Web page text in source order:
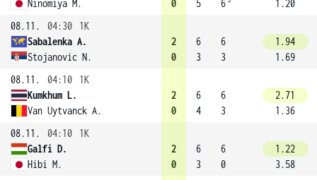
Ninomiya M. 0 5 6
1.20
08.11.
04:30
1K
Sabalenka A.
Stojanovic N.
2
0
6
3
6
3
1.94
1.69
08.11.
04:10
1K
Kumkhum L.
Van Uytvanck A.
2
0
6
4
6
3
2.71
1.36
08.11.
04:10
1K
Galfi D.
Hibi M.
2
0
6
3
6
0
1.22
3.58